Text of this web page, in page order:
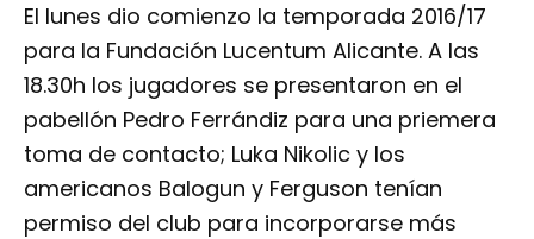
El lunes dio comienzo la temporada 2016/17
para la Fundación Lucentum Alicante. A las
18.30h los jugadores se presentaron en el
pabellón Pedro Ferrándiz para una priemera
toma de contacto; Luka Nikolic y los
americanos Balogun y Ferguson tenían
permiso del club para incorporarse más